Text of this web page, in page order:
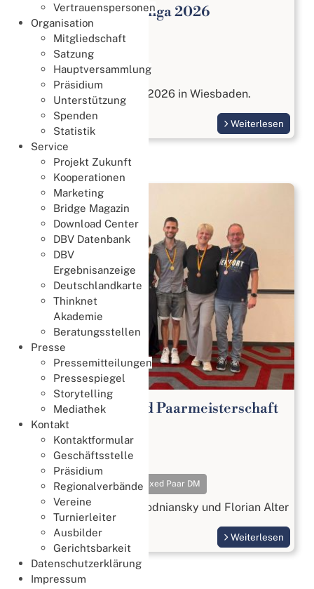
Vertrauenspersonen
Organisation
Mitgliedschaft
Satzung
Hauptversammlung
Präsidium
Unterstützung
Spenden
Statistik
Service
Projekt Zukunft
Kooperationen
Marketing
Bridge Magazin
Download Center
DBV Datenbank
DBV
Ergebnisanzeige
Deutschlandkarte
Thinknet
Akademie
Beratungsstellen
Presse
Pressemitteilungen
Pressespiegel
Storytelling
Mediathek
Kontakt
Kontaktformular
Geschäftsstelle
Präsidium
Regionalverbände
Vereine
Turnierleiter
Ausbilder
Gerichtsbarkeit
Datenschutzerklärung
Impressum
Open Paar Bundesliga 2026
Meisterschaften
27. Juli 2026
Open Paar Liga
vom 17. bis 18. Oktober 2026 in Wiesbaden.
Weiterlesen
65. Deutsche Mixed Paarmeisterschaft
2026
Meisterschaften
18. Juli 2026
Meisterschaften Mixed Paar DM
Gold geht an Beatrix Wodniansky und Florian Alter
Weiterlesen